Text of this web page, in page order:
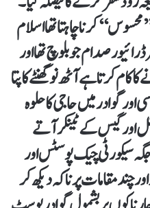
کرنا چاہتا تھا اسلام
صدام جو بلوچ تھا اور
کرتا ہے آٹھ نو گھنٹے کا پتا
اور گوادر میں حاجی کا حلوہ
اور گیس کے ٹینکر آتے
سیکورٹی چیک پوسٹس اور
چند مقامات پر ناکہ دیکھ کر